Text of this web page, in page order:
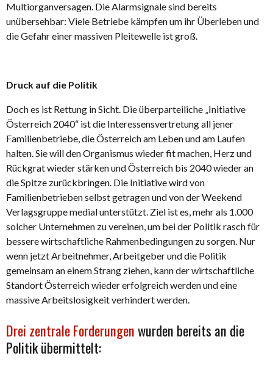
Multiorganversagen. Die Alarmsignale sind bereits
unübersehbar: Viele Betriebe kämpfen um ihr Überleben und
die Gefahr einer massiven Pleitewelle ist groß.
Druck auf die Politik
Doch es ist Rettung in Sicht. Die überparteiliche „Initiative
Österreich 2040“ ist die Interessensvertretung all jener
Familienbetriebe, die Österreich am Leben und am Laufen
halten. Sie will den Organismus wieder fit machen, Herz und
Rückgrat wieder stärken und Österreich bis 2040 wieder an
die Spitze zurückbringen. Die Initiative wird von
Familienbetrieben selbst getragen und von der Weekend
Verlagsgruppe medial unterstützt. Ziel ist es, mehr als 1.000
solcher Unternehmen zu vereinen, um bei der Politik rasch für
bessere wirtschaftliche Rahmenbedingungen zu sorgen. Nur
wenn jetzt Arbeitnehmer, Arbeitgeber und die Politik
gemeinsam an einem Strang ziehen, kann der wirtschaftliche
Standort Österreich wieder erfolgreich werden und eine
massive Arbeitslosigkeit verhindert werden.
Drei zentrale Forderungenwurden bereits an die
Politik übermittelt: